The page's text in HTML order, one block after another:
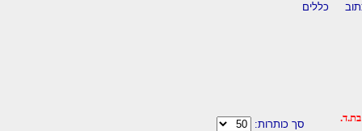
כללים
סך כותרות: